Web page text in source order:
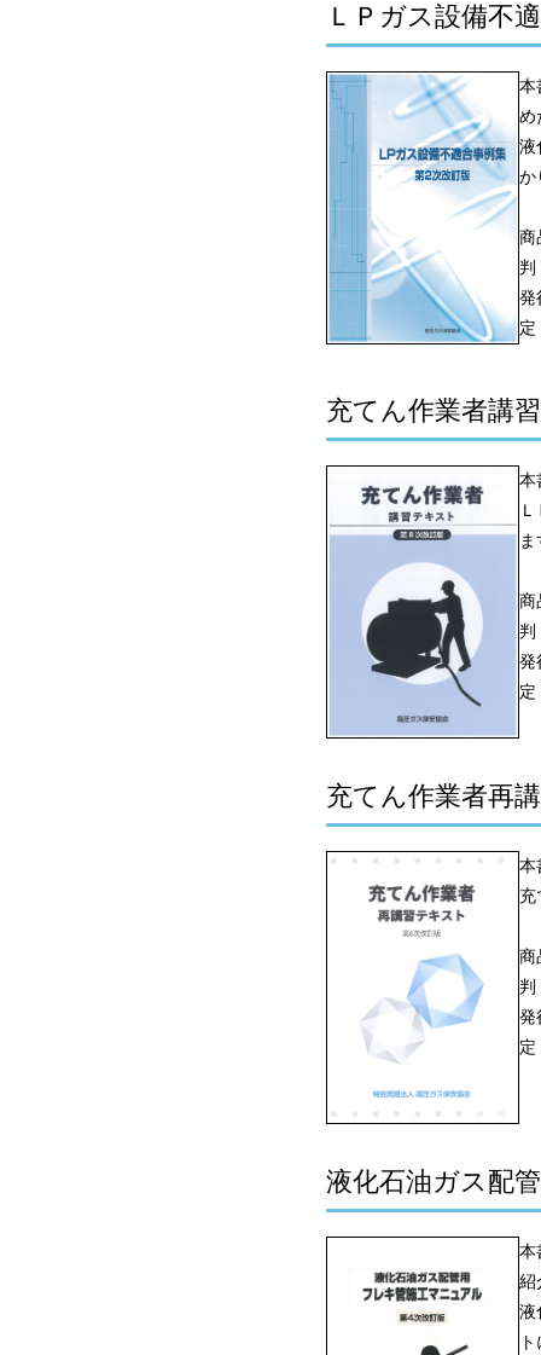
ＬＰガス設備不
本
め
液
か
商
発
充てん作業者講
本
商
発
充てん作業者再
本
充
商
発
液化石油ガス配
本
紹
液